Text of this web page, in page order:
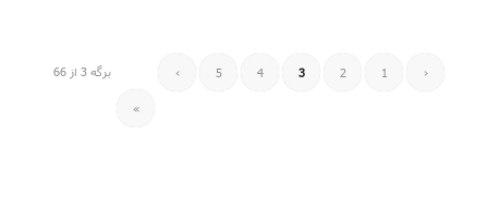
برگه 3 از 66 ‹
1
2
3
4
5
›
»